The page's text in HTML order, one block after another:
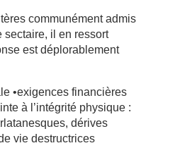
communément admis
sectaire, il en ressort
est déplorablement
•exigences financières
à l’intégrité physique :
dérives
vie destructrices